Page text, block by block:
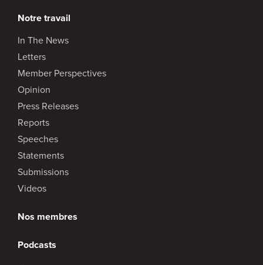
Notre travail
In The News
Letters
Member Perspectives
Opinion
Press Releases
Reports
Speeches
Statements
Submissions
Videos
Nos membres
Podcasts